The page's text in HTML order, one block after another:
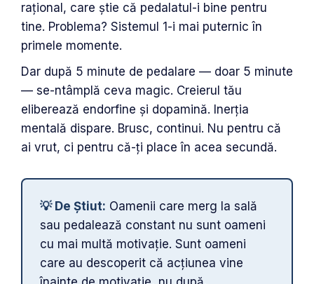
rațional, care știe că pedalatul-i bine pentru
tine. Problema? Sistemul 1-i mai puternic în
primele momente.
Dar după 5 minute de pedalare — doar 5 minute
— se-ntâmplă ceva magic. Creierul tău
eliberează endorfine și dopamină. Inerția
mentală dispare. Brusc, continui. Nu pentru că
ai vrut, ci pentru că-ți place în acea secundă.
💡 De Știut: Oamenii care merg la sală
sau pedalează constant nu sunt oameni
cu mai multă motivație. Sunt oameni
care au descoperit că acțiunea vine